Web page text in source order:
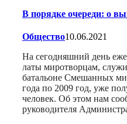
В порядке очереди: о
Общество10.06.2021
На сегодняшний день
латы миротворцам,
батальоне Смешанных
года по 2009 год, уже
человек. Об этом нам
руководителя